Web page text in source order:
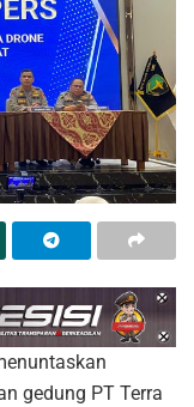
gedung PT Terra